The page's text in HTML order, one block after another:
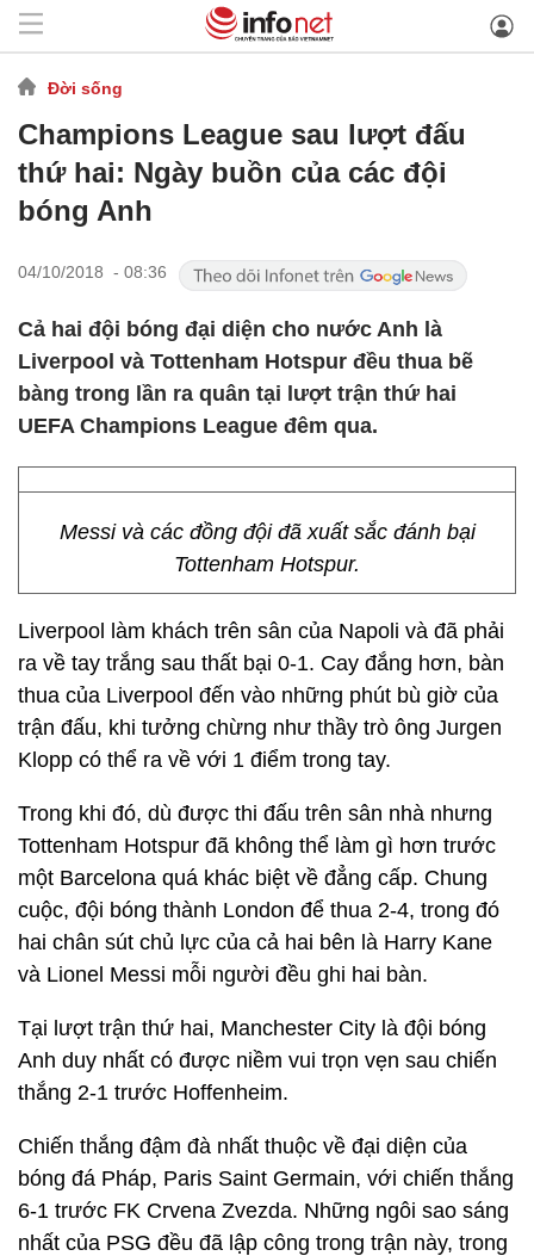
Đời sống
Champions League sau lượt đấu
thứ hai: Ngày buồn của các đội
bóng Anh
04/10/2018 - 08:36
Cả hai đội bóng đại diện cho nước Anh là
Liverpool và Tottenham Hotspur đều thua bẽ
bàng trong lần ra quân tại lượt trận thứ hai
UEFA Champions League đêm qua.
Messi và các đồng đội đã xuất sắc đánh bại
Tottenham Hotspur.
Liverpool làm khách trên sân của Napoli và đã phải
ra về tay trắng sau thất bại 0-1. Cay đắng hơn, bàn
thua của Liverpool đến vào những phút bù giờ của
trận đấu, khi tưởng chừng như thầy trò ông Jurgen
Klopp có thể ra về với 1 điểm trong tay.
Trong khi đó, dù được thi đấu trên sân nhà nhưng
Tottenham Hotspur đã không thể làm gì hơn trước
một Barcelona quá khác biệt về đẳng cấp. Chung
cuộc, đội bóng thành London để thua 2-4, trong đó
hai chân sút chủ lực của cả hai bên là Harry Kane
và Lionel Messi mỗi người đều ghi hai bàn.
Tại lượt trận thứ hai, Manchester City là đội bóng
Anh duy nhất có được niềm vui trọn vẹn sau chiến
thắng 2-1 trước Hoffenheim.
Chiến thắng đậm đà nhất thuộc về đại diện của
bóng đá Pháp, Paris Saint Germain, với chiến thắng
6-1 trước FK Crvena Zvezda. Những ngôi sao sáng
nhất của PSG đều đã lập công trong trận này, trong